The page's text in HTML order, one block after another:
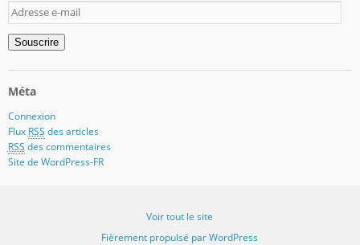
Adresse
e-
mail
Souscrire
Méta
Connexion
Flux RSS des articles
RSS des commentaires
Site de WordPress-FR
Voir tout le site
Fièrement propulsé par WordPress